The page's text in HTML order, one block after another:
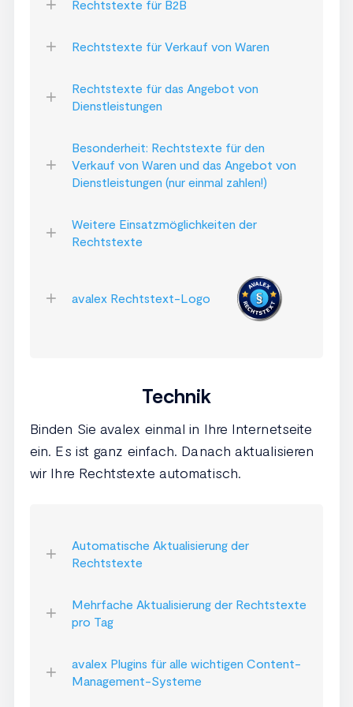
Rechtstexte für B2B
Rechtstexte für Verkauf von Waren
Rechtstexte für das Angebot von
Dienstleistungen
Besonderheit: Rechtstexte für den
Verkauf von Waren und das Angebot von
Dienstleistungen (nur einmal zahlen!)
Weitere Einsatzmöglichkeiten der
Rechtstexte
avalex Rechtstext-Logo
Technik
Binden Sie avalex einmal in Ihre Internetseite
ein. Es ist ganz einfach. Danach aktualisieren
wir Ihre Rechtstexte automatisch.
Automatische Aktualisierung der
Rechtstexte
Mehrfache Aktualisierung der Rechtstexte
pro Tag
avalex Plugins für alle wichtigen Content-
Management-Systeme